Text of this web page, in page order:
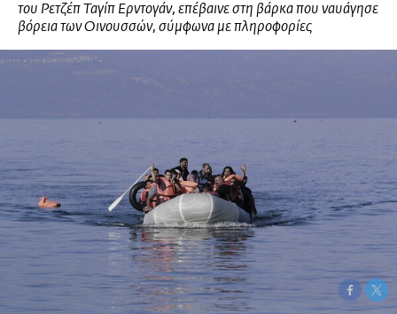
του Ρετζέπ Ταγίπ Ερντογάν, επέβαινε στη βάρκα που ναυάγησε
βόρεια των Οινουσσών, σύμφωνα με πληροφορίες